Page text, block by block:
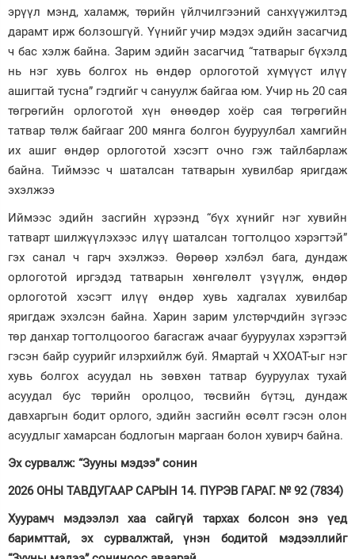
эрүүл мэнд, халамж, төрийн үйлчилгээний санхүүжилтэд
дарамт ирж болзошгүй. Үүнийг учир мэдэх эдийн засагчид
ч бас хэлж байна. Зарим эдийн засагчид “татварыг бүхэлд
нь нэг хувь болгох нь өндөр орлоготой хүмүүст илүү
ашигтай тусна” гэдгийг ч сануулж байгаа юм. Учир нь 20 сая
төгрөгийн орлоготой хүн өнөөдөр хоёр сая төгрөгийн
татвар төлж байгааг 200 мянга болгон бууруулбал хамгийн
их ашиг өндөр орлоготой хэсэгт очно гэж тайлбарлаж
байна. Тиймээс ч шаталсан татварын хувилбар яригдаж
эхэлжээ
Иймээс эдийн засгийн хүрээнд “бүх хүнийг нэг хувийн
татварт шилжүүлэхээс илүү шаталсан тогтолцоо хэрэгтэй”
гэх санал ч гарч эхэлжээ. Өөрөөр хэлбэл бага, дундаж
орлоготой иргэдэд татварын хөнгөлөлт үзүүлж, өндөр
орлоготой хэсэгт илүү өндөр хувь хадгалах хувилбар
яригдаж эхэлсэн байна. Харин зарим улстөрчдийн зүгээс
төр данхар тогтолцоогоо багасгаж ачааг бууруулах хэрэгтэй
гэсэн байр суурийг илэрхийлж буй. Ямартай ч ХХОАТ-ыг нэг
хувь болгох асуудал нь зөвхөн татвар бууруулах тухай
асуудал бус төрийн оролцоо, төсвийн бүтэц, дундаж
давхаргын бодит орлого, эдийн засгийн өсөлт гэсэн олон
асуудлыг хамарсан бодлогын маргаан болон хувирч байна.
Эх сурвалж: “Зууны мэдээ” сонин
2026 ОНЫ ТАВДУГААР САРЫН 14. ПҮРЭВ ГАРАГ. № 92 (7834)
Хуурамч мэдээлэл хаа сайгүй тархах болсон энэ үед
баримттай, эх сурвалжтай, үнэн бодитой мэдээллийг